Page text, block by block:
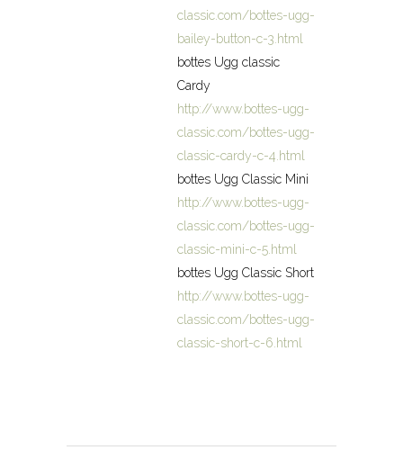
classic.com/bottes-ugg-
bailey-button-c-3.html
bottes Ugg classic
Cardy
http://www.bottes-ugg-
classic.com/bottes-ugg-
classic-cardy-c-4.html
bottes Ugg Classic Mini
http://www.bottes-ugg-
classic.com/bottes-ugg-
classic-mini-c-5.html
bottes Ugg Classic Short
http://www.bottes-ugg-
classic.com/bottes-ugg-
classic-short-c-6.html